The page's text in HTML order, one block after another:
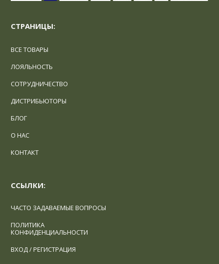
СТРАНИЦЫ:
ВСЕ ТОВАРЫ
ЛОЯЛЬНОСТЬ
СОТРУДНИЧЕСТВО
ДИСТРИБЬЮТОРЫ
БЛОГ
О НАС
КОНТАКТ
ССЫЛКИ:
ЧАСТО ЗАДАВАЕМЫЕ ВОПРОСЫ
ПОЛИТИКА
КОНФИДЕНЦИАЛЬНОСТИ
ВХОД / РЕГИСТРАЦИЯ